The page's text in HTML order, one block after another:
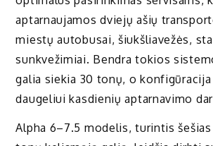
aptarnaujamos dviejų ašių
miestų autobusai, šiukšliavežės,
sunkvežimiai. Bendra tokios
galia siekia 30 tonų, o konfigūracija
daugeliui kasdienių aptarnavimo
Alpha 6–7.5 modelis, turintis